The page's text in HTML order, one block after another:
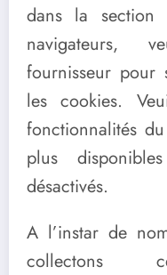
dans la section
navigateurs,
fournisseur pour
les cookies.
fonctionnalités
plus
désactivés.
A l’instar de
collectons